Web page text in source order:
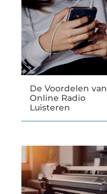
De Voordelen van
Online Radio
Luisteren